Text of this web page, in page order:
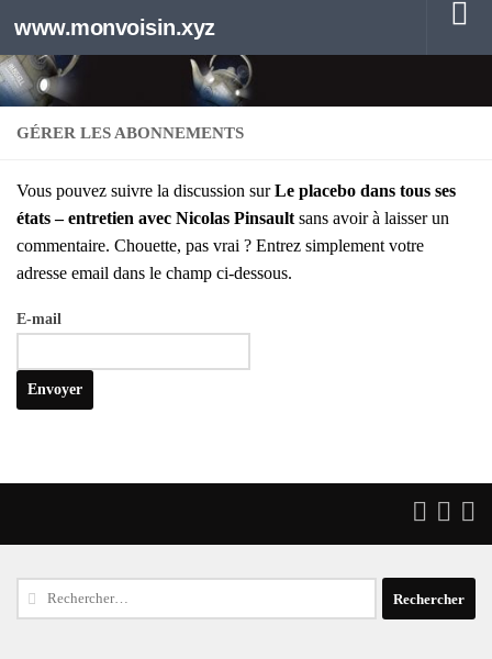
Au dessous du contenu
www.monvoisin.xyz
GÉRER LES ABONNEMENTS
Vous pou­vez suivre la dis­cus­sion surLe pla­ce­bo dans tous ses
états – entre­tien avec Nico­las Pin­sault sans avoir à lais­ser un
com­men­taire. Chouette, pas vrai ? Entrez sim­ple­ment votre
adresse email dans le champ ci-des­sous.
E‑mail
Rechercher :